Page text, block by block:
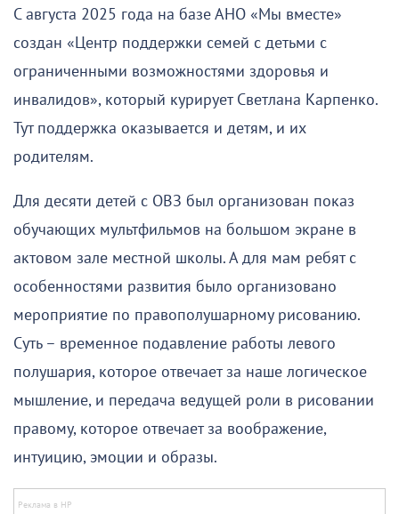
С августа 2025 года на базе АНО «Мы вместе»
создан «Центр поддержки семей с детьми с
ограниченными возможностями здоровья и
инвалидов», который курирует Светлана Карпенко.
Тут поддержка оказывается и детям, и их
родителям.
Для десяти детей с ОВЗ был организован показ
обучающих мультфильмов на большом экране в
актовом зале местной школы. А для мам ребят с
особенностями развития было организовано
мероприятие по правополушарному рисованию.
Суть – временное подавление работы левого
полушария, которое отвечает за наше логическое
мышление, и передача ведущей роли в рисовании
правому, которое отвечает за воображение,
интуицию, эмоции и образы.